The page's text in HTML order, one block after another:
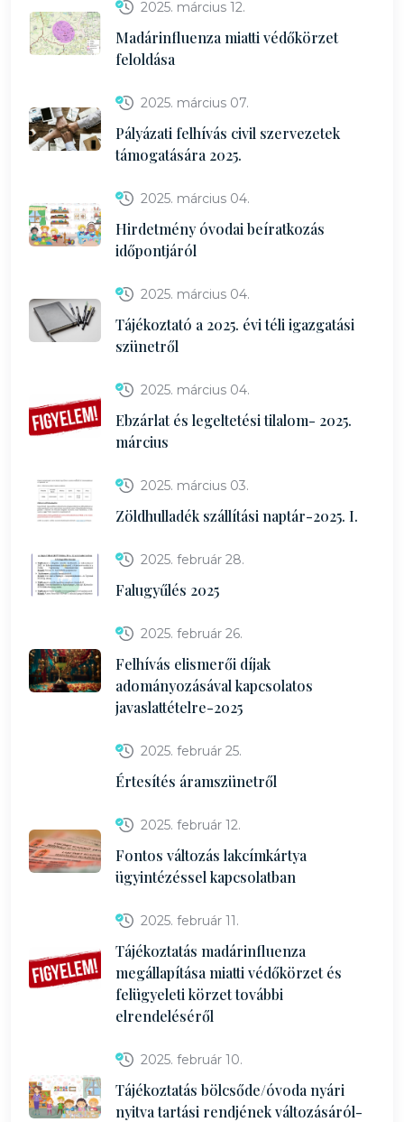
2025. március 12.
Madárinfluenza miatti védőkörzet
feloldása
2025. március 07.
Pályázati felhívás civil szervezetek
támogatására 2025.
2025. március 04.
Hirdetmény óvodai beíratkozás
időpontjáról
2025. március 04.
Tájékoztató a 2025. évi téli igazgatási
szünetről
2025. március 04.
Ebzárlat és legeltetési tilalom- 2025.
március
2025. március 03.
Zöldhulladék szállítási naptár-2025. I.
2025. február 28.
Falugyűlés 2025
2025. február 26.
Felhívás elismerői díjak
adományozásával kapcsolatos
javaslattételre-2025
2025. február 25.
Értesítés áramszünetről
2025. február 12.
Fontos változás lakcímkártya
ügyintézéssel kapcsolatban
2025. február 11.
Tájékoztatás madárinfluenza
megállapítása miatti védőkörzet és
felügyeleti körzet további
elrendeléséről
2025. február 10.
Tájékoztatás bölcsőde/óvoda nyári
nyitva tartási rendjének változásáról-